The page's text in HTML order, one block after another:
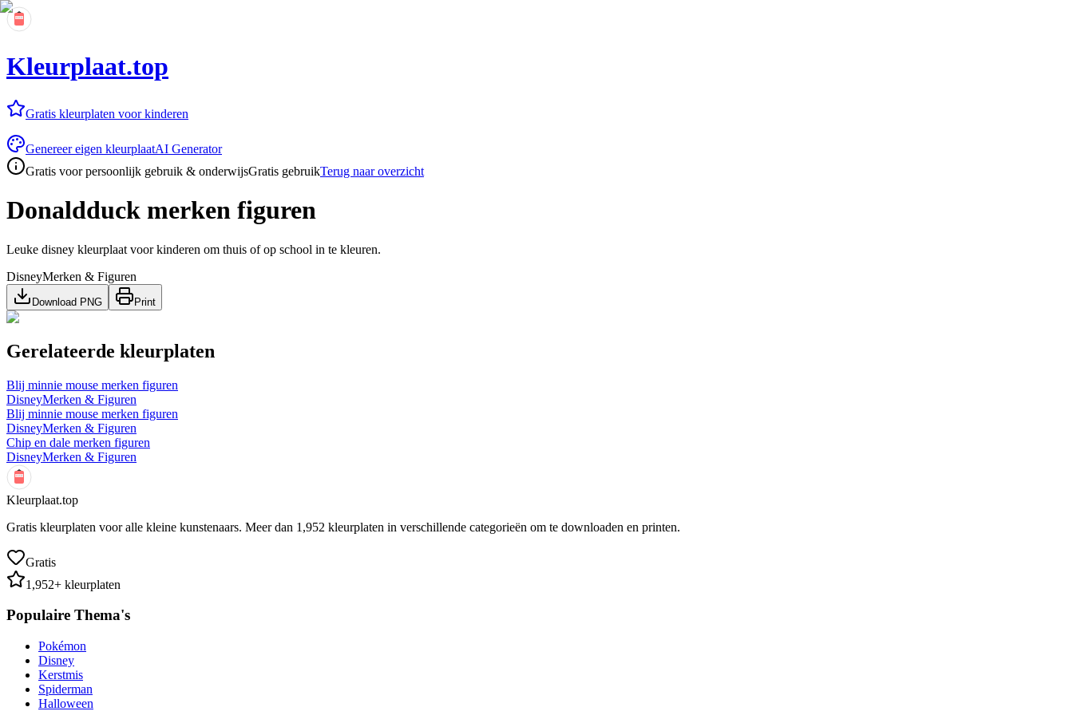
Kleurplaat.top
Gratis kleurplaten voor kinderen
Genereer eigen kleurplaatAI Generator
Gratis voor persoonlijk gebruik & onderwijsGratis gebruikTerug naar overzicht
Donaldduck merken figuren
Leuke disney kleurplaat voor kinderen om thuis of op school in te kleuren.
DisneyMerken & Figuren
Download PNG Print
Gerelateerde kleurplaten
Blij minnie mouse merken figuren
DisneyMerken & Figuren
Blij minnie mouse merken figuren
DisneyMerken & Figuren
Chip en dale merken figuren
DisneyMerken & Figuren
Kleurplaat.top
Gratis kleurplaten voor alle kleine kunstenaars. Meer dan 1,952 kleurplaten in verschillende categorieën om te downloaden en printen.
Gratis
1,952+ kleurplaten
Populaire Thema's
Pokémon
Disney
Kerstmis
Spiderman
Halloween